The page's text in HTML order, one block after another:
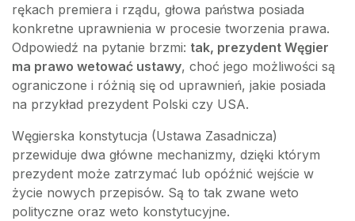
rękach premiera i rządu, głowa państwa posiada
konkretne uprawnienia w procesie tworzenia prawa.
Odpowiedź na pytanie brzmi: tak, prezydent Węgier
ma prawo wetować ustawy, choć jego możliwości są
ograniczone i różnią się od uprawnień, jakie posiada
na przykład prezydent Polski czy USA.
Węgierska konstytucja (Ustawa Zasadnicza)
przewiduje dwa główne mechanizmy, dzięki którym
prezydent może zatrzymać lub opóźnić wejście w
życie nowych przepisów. Są to tak zwane weto
polityczne oraz weto konstytucyjne.